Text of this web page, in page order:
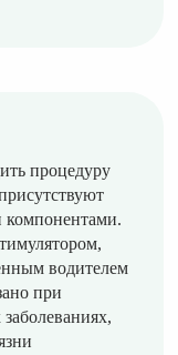
процедуру
компонентами.
водителем
при